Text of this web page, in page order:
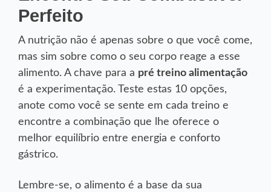
Perfeito
A nutrição não é apenas sobre o que você come,
mas sim sobre como o seu corpo reage a esse
alimento. A chave para a pré treino alimentação
é a experimentação. Teste estas 10 opções,
anote como você se sente em cada treino e
encontre a combinação que lhe oferece o
melhor equilíbrio entre energia e conforto
gástrico.
Lembre-se, o alimento é a base da sua